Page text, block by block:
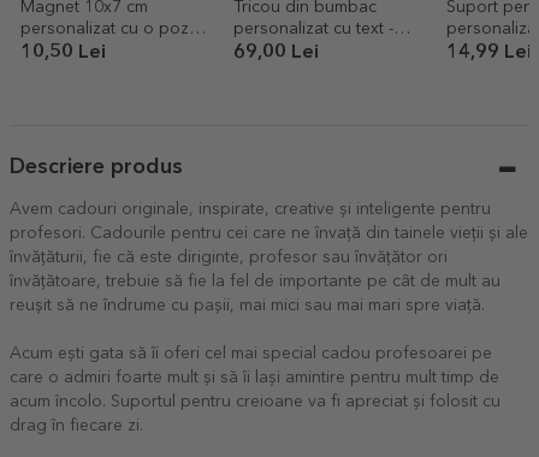
Magnet 10x7 cm
personalizat cu o poză
și text - Mărturie de
10,50 Lei
Tricou din bumbac
personalizat cu text -
Wine
69,00 Lei
Suport
The
14,99 Lei
Descriere produs
Avem cadouri originale, inspirate, creative și inteligente pentru
profesori. Cadourile pentru cei care ne învață din tainele vieții și ale
învățăturii, fie că este diriginte, profesor sau învățător ori
învățătoare, trebuie să fie la fel de importante pe cât de mult au
reușit să ne îndrume cu pașii, mai mici sau mai mari spre viață.
Acum ești gata să îi oferi cel mai special cadou profesoarei pe
care o admiri foarte mult și să îi lași amintire pentru mult timp de
acum încolo. Suportul pentru creioane va fi apreciat și folosit cu
drag în fiecare zi.